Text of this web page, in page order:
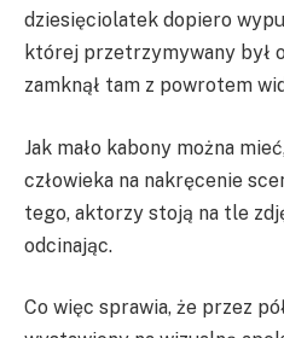
dziesięciolatek dopiero
której przetrzymywany był
zamknął tam z powrotem
Jak mało kabony można
człowieka na nakręcenie
tego, aktorzy stoją na tle
odcinając.
Co więc sprawia, że przez